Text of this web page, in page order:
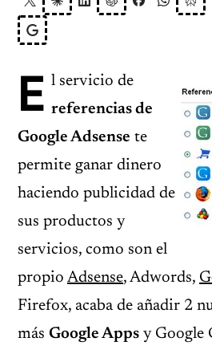
E l servicio de
referencias de
Google Adsense te
permite ganar dinero
haciendo publicidad de
sus productos y
servicios, como son el
propio Adsense, Adwords,
Firefox, acaba de añadir 2
más Google Apps y Google